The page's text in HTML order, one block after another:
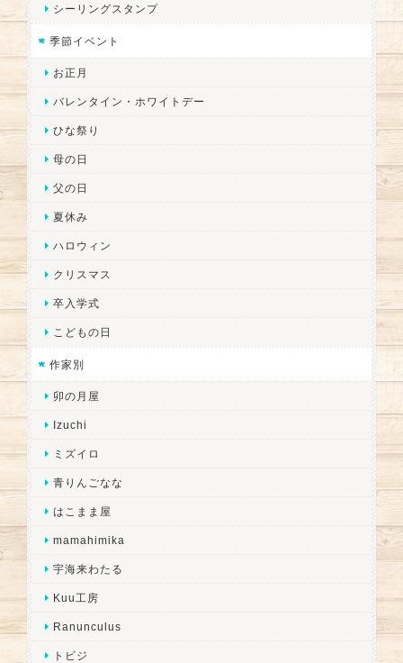
シーリングスタンプ
季節イベント
お正月
バレンタイン・ホワイトデー
ひな祭り
母の日
父の日
夏休み
ハロウィン
クリスマス
卒入学式
こどもの日
作家別
卯の月屋
Izuchi
ミズイロ
青りんごなな
はこまま屋
mamahimika
宇海来わたる
Kuu工房
Ranunculus
トビジ